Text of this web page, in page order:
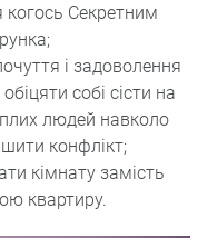
когось Секретним
і задоволення
собі сісти на
людей навколо
конфлікт;
кімнату замість
квартиру.